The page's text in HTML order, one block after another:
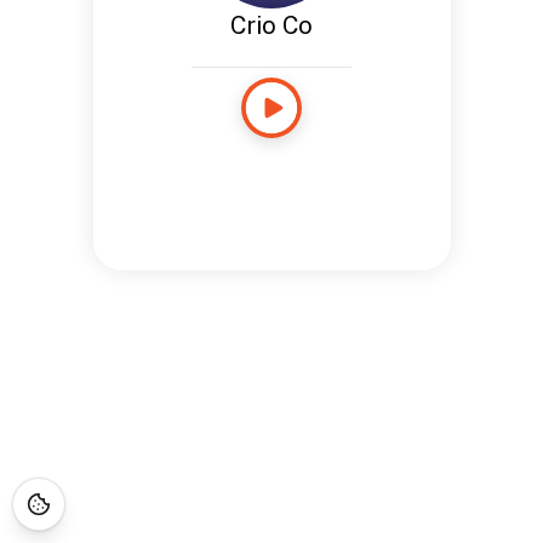
Crio Co